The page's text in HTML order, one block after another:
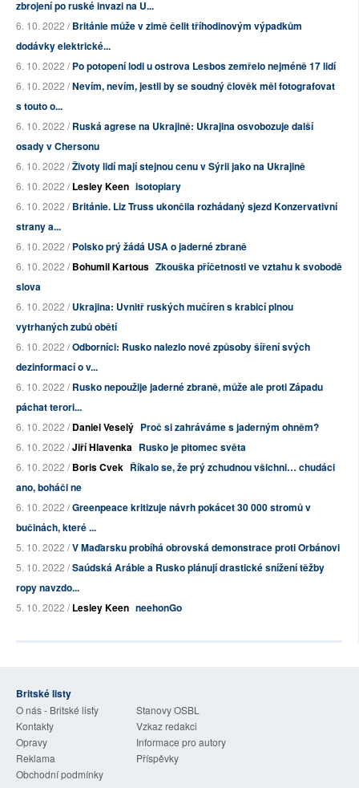
zbrojení po ruské invazi na U...
6. 10. 2022 /Británie může v zimě čelit tříhodinovým výpadkům
dodávky elektrické...
6. 10. 2022 /Po potopení lodi u ostrova Lesbos zemřelo nejméně 17 lidí
6. 10. 2022 /Nevím, nevím, jestli by se soudný člověk měl fotografovat
s touto o...
6. 10. 2022 /Ruská agrese na Ukrajině: Ukrajina osvobozuje další
osady v Chersonu
6. 10. 2022 /Životy lidí mají stejnou cenu v Sýrii jako na Ukrajině
6. 10. 2022 /Lesley Keen isotopiary
6. 10. 2022 /Británie. Liz Truss ukončila rozhádaný sjezd Konzervativní
strany a...
6. 10. 2022 /Polsko prý žádá USA o jaderné zbraně
6. 10. 2022 /Bohumil Kartous Zkouška příčetnosti ve vztahu k svobodě
slova
6. 10. 2022 /Ukrajina: Uvnitř ruských mučíren s krabicí plnou
vytrhaných zubů obětí
6. 10. 2022 /Odborníci: Rusko nalezlo nové způsoby šíření svých
dezinformací o v...
6. 10. 2022 /Rusko nepoužije jaderné zbraně, může ale proti Západu
páchat terori...
6. 10. 2022 /Daniel Veselý Proč si zahráváme s jaderným ohněm?
6. 10. 2022 /Jiří Hlavenka Rusko je pitomec světa
6. 10. 2022 /Boris Cvek Říkalo se, že prý zchudnou všichni… chudáci
ano, boháči ne
6. 10. 2022 /Greenpeace kritizuje návrh pokácet 30 000 stromů v
bučinách, které ...
5. 10. 2022 /V Maďarsku probíhá obrovská demonstrace proti Orbánovi
5. 10. 2022 /Saúdská Arábie a Rusko plánují drastické snížení těžby
ropy navzdo...
5. 10. 2022 /Lesley Keen neehonGo
Britské listy
O nás - Britské listy
Stanovy OSBL
Kontakty
Vzkaz redakci
Opravy
Informace pro autory
Reklama
Příspěvky
Obchodní podmínky